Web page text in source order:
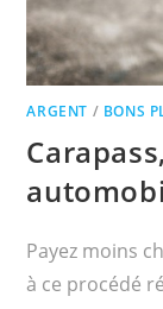
ARGENT / BONS
Payez moins
à ce procédé